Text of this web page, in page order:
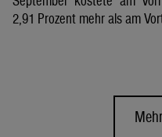
2,91 Prozent mehr als am